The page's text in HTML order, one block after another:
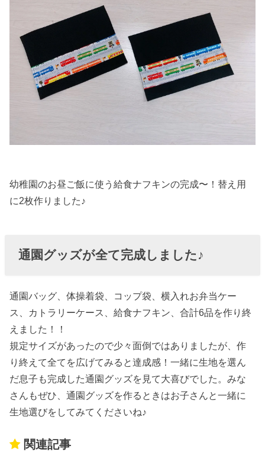
幼稚園のお昼ご飯に使う給食ナフキンの完成〜！替え用
に2枚作りました♪
通園グッズが全て完成しました♪
通園バッグ、体操着袋、コップ袋、横入れお弁当ケー
ス、カトラリーケース、給食ナフキン、合計6品を作り終
えました！！
規定サイズがあったので少々面倒ではありましたが、作
り終えて全てを広げてみると達成感！一緒に生地を選ん
だ息子も完成した通園グッズを見て大喜びでした。みな
さんもぜひ、通園グッズを作るときはお子さんと一緒に
生地選びをしてみてくださいね♪
関連記事